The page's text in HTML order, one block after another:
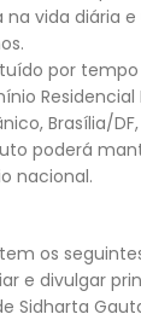
vida diária
por
Brasília/DF,
poderá
nacional.
os
e divulgar
Sidharta